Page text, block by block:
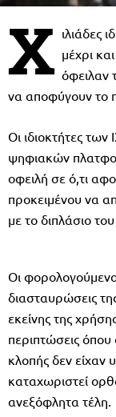
Χ ιλιάδες
μέχρι
όφειλαν
να αποφύγουν το
Οι ιδιοκτήτες
ψηφιακών
οφειλή σε ό,τι
προκειμένου να
με το διπλάσιο
Οι
διασταυρώσεις
εκείνης της
περιπτώσεις όπου
κλοπής δεν είχαν
καταχωριστεί
ανεξόφλητα τέλη.